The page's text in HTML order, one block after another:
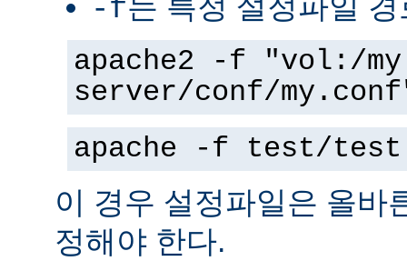
-f
apache2 -f "vol:/my
server/conf/
apache -f test/
이 경우 설정파일은 올바
정해야 한다.